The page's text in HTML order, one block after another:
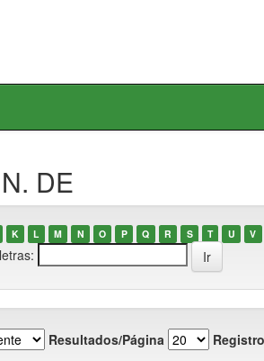
DE
K L M N O P Q R S T U V
Resultados/Página